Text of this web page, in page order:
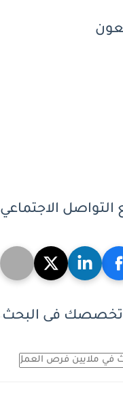
التواصل الاجتماعي
تخصصك فى البحث